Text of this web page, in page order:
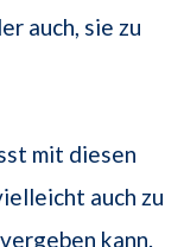
auch, sie zu
mit diesen
auch zu
kann.